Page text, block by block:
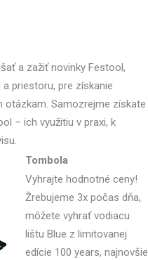
a zažiť novinky Festool,
priestoru, pre získanie
otázkam. Samozrejme získate
– ich využitiu v praxi, k
Tombola
Vyhrajte hodnotné ceny!
Žrebujeme 3x počas dňa,
môžete vyhrať vodiacu
lištu Blue z limitovanej
edície 100 years, najnovšie